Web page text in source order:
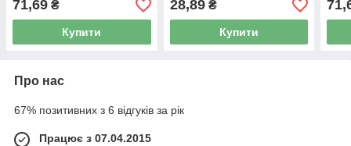
71,69 ₴
Купити
28,89₴
Купити
Про нас
67% позитивних з 6 відгуків за рік
Працює з 07.04.2015